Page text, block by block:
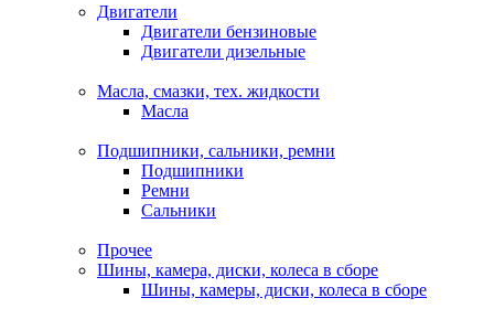
Двигатели
Двигатели бензиновые
Двигатели дизельные
Масла, смазки, тех. жидкости
Масла
Подшипники, сальники, ремни
Подшипники
Ремни
Сальники
Прочее
Шины, камера, диски, колеса в сборе
Шины, камеры, диски, колеса в сборе